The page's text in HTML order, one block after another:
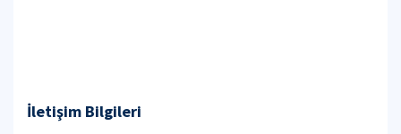
İletişim Bilgileri